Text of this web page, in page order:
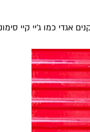
כמו ג'יי קיי